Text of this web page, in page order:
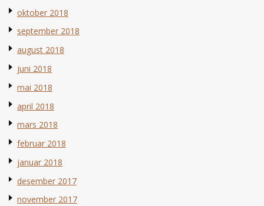
oktober 2018
september 2018
august 2018
juni 2018
mai 2018
april 2018
mars 2018
februar 2018
januar 2018
desember 2017
november 2017